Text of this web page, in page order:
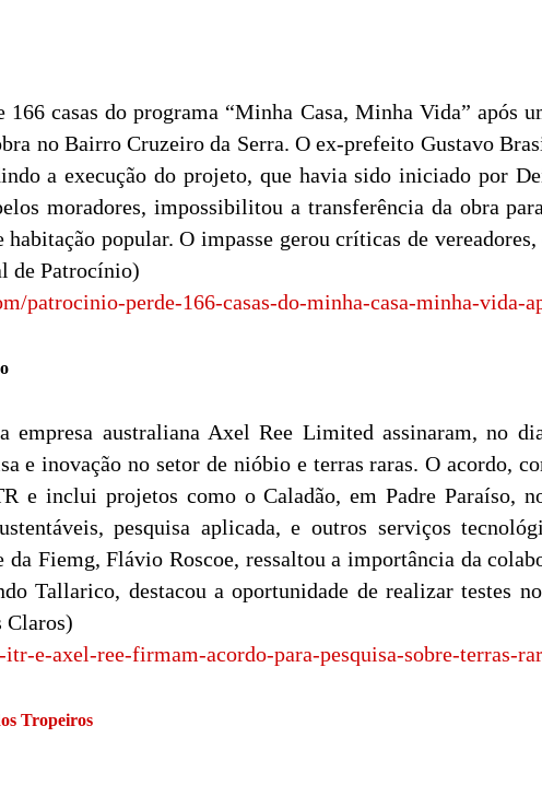
166 casas do programa “Minha Casa, Minha Vida” após
no Bairro Cruzeiro da Serra. O ex-prefeito Gustavo
a execução do projeto, que havia sido iniciado por
moradores, impossibilitou a transferência da obra
habitação popular. O impasse gerou críticas de
de Patrocínio)
patrocinio-perde-166-casas-do-minha-casa-minha-vida-
empresa australiana Axel Ree Limited assinaram, no
e inovação no setor de nióbio e terras raras. O acordo,
e inclui projetos como o Caladão, em Padre Paraíso,
pesquisa aplicada, e outros serviços
Fiemg, Flávio Roscoe, ressaltou a importância da
Tallarico, destacou a oportunidade de realizar testes
Claros)
e-axel-ree-firmam-acordo-para-pesquisa-sobre-terras-
Tropeiros